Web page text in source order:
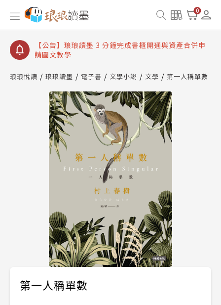
0
【公告】琅琅讀墨數位閱讀資產合併與書櫃開通申請
【公告】琅琅讀墨書櫃開通常見問題
【公告】琅琅讀墨 3 分鐘完成書櫃開通與資產合併申
請圖文教學
查詢
【公告】琅琅讀墨數位閱讀資產合併與書櫃開通申請
琅琅悅讀 琅琅讀墨 電子書 文學小說 文學 第一人稱單數
第一人稱單數